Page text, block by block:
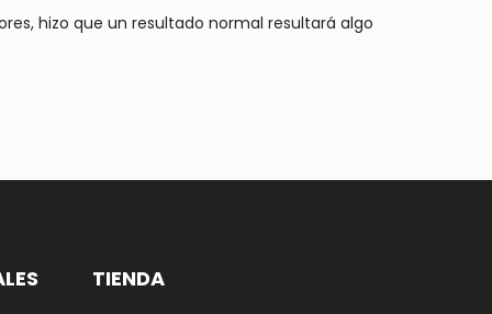
hizo que un resultado normal resultará algo
TIENDA